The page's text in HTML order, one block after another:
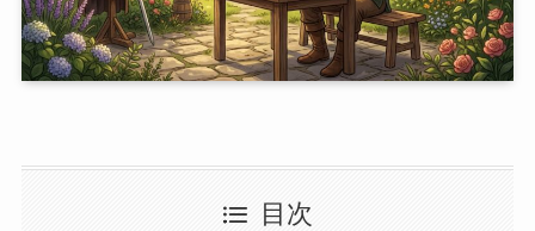
目次